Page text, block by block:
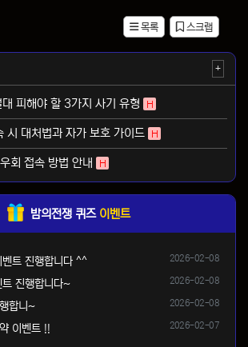
목록 스크랩
+
피해야 할 3가지 사기 유형 H
시 대처법과 자가 보호 가이드 H
회 접속 방법 안내 H
밤의전쟁 퀴즈 이벤트
등록일
2026-02-08
트 진행합니다 ^^
등록일
2026-02-08
진행합니다~
등록일
2026-02-08
합니~
등록일
2026-02-07
이벤트 !!